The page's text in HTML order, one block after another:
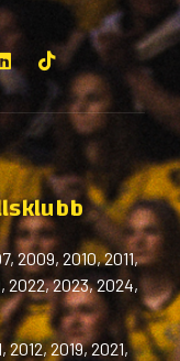
2009, 2010, 2011,
2022, 2023, 2024,
2019, 2021,